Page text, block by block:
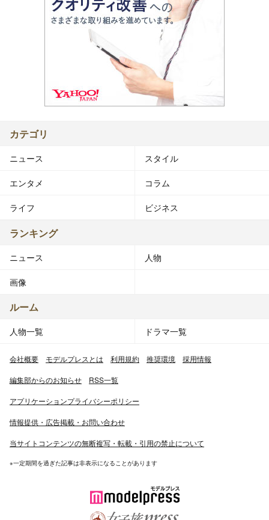
カテゴリ
ニュース スタイル
エンタメ コラム
ライフ ビジネス
ランキング
ニュース 人物
画像
ルーム
人物一覧 ドラマ一覧
会社概要 モデルプレスとは 利用規約 推奨環境 採用情報
編集部からのお知らせ RSS一覧
アプリケーションプライバシーポリシー
情報提供・広告掲載・お問い合わせ
当サイトコンテンツの無断複写・転載・引用の禁止について
※一定期間を過ぎた記事は非表示になることがあります